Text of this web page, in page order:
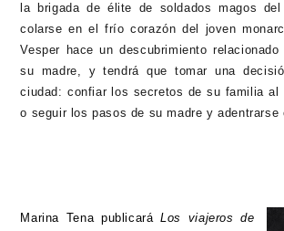
la brigada de élite de soldados magos
colarse en el frío corazón del joven
Vesper hace un descubrimiento
su madre, y tendrá que tomar una
ciudad: confiar los secretos de su familia al
o seguir los pasos de su madre y adentrarse
Marina Tena publicaráLos viajeros de